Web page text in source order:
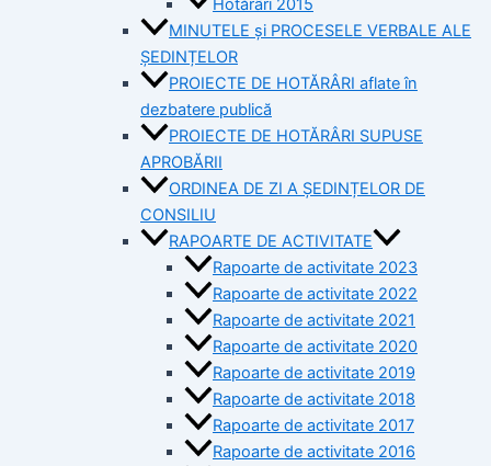
MINUTELE și PROCESELE VERBALE ALE
ȘEDINȚELOR
PROIECTE DE HOTĂRÂRI aflate în
dezbatere publică
PROIECTE DE HOTĂRÂRI SUPUSE
APROBĂRII
ORDINEA DE ZI A ȘEDINȚELOR DE
CONSILIU
RAPOARTE DE ACTIVITATE
Rapoarte de activitate 2023
Rapoarte de activitate 2022
Rapoarte de activitate 2021
Rapoarte de activitate 2020
Rapoarte de activitate 2019
Rapoarte de activitate 2018
Rapoarte de activitate 2017
Rapoarte de activitate 2016